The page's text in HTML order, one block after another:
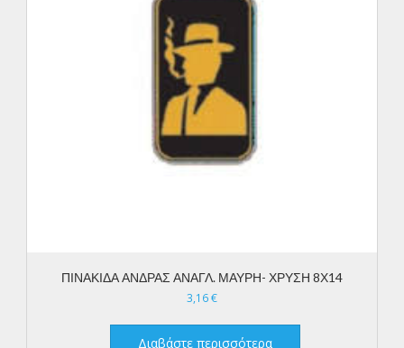
ΠΙΝΑΚΙΔΑ ΑΝΔΡΑΣ ΑΝΑΓΛ. ΜΑΥΡΗ- ΧΡΥΣΗ 8Χ14
3,16€
Διαβάστε περισσότερα